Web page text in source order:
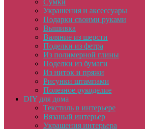
Сумки
Украшения и аксессуары
Подарки своими руками
Вышивка
Валяние из шерсти
Поделки из фетра
Из полимерной глины
Поделки из бумаги
Из ниток и пряжи
Рисунки штампами
Полезное рукоделие
DIY для дома
Текстиль в интерьере
Вязаный интерьер
Украшения интерьера